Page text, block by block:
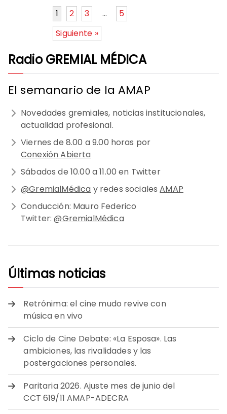
1 2 3 …
5
Siguiente »
Radio GREMIAL MÉDICA
El semanario de la AMAP
Novedades gremiales, noticias institucionales,
actualidad profesional.
Viernes de 8.00 a 9.00 horas por
Conexión Abierta
Sábados de 10.00 a 11.00 en Twitter
@GremialMédica y redes socialesAMAP
Conducción: Mauro Federico
Twitter:@GremialMédica
Últimas noticias
Retrónima: el cine mudo revive con
música en vivo
Ciclo de Cine Debate: «La Esposa». Las
ambiciones, las rivalidades y las
postergaciones personales.
Paritaria 2026. Ajuste mes de junio del
CCT 619/11 AMAP-ADECRA